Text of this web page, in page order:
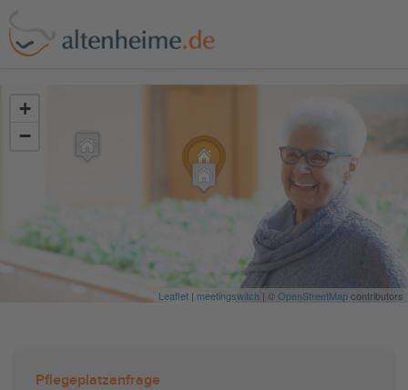
+
−
Leaflet | meetingswitch | ©OpenStreetMapcontributors
Pflegeplatzanfrage